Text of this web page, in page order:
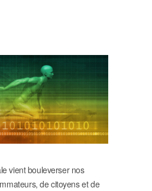
vient bouleverser nos
de citoyens et de